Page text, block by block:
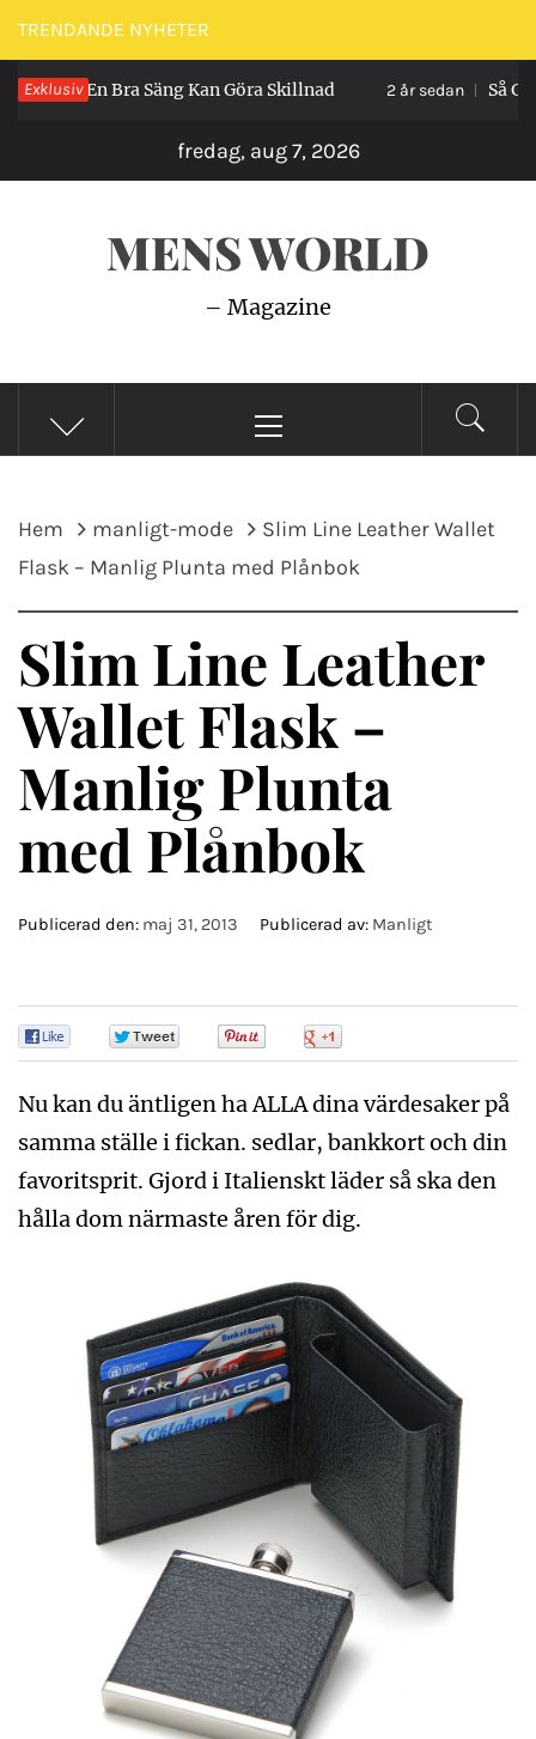
Hoppa
till
innehåll
TRENDANDE NYHETER
Exklusiv
Och En Bra Säng Kan Göra Skillnad 2 år sedan Så
fredag, aug 7, 2026
MENS WORLD
– Magazine
meny
Hem manligt-mode
Slim Line Leather Wallet
Flask – Manlig Plunta med Plånbok
Slim Line Leather
Wallet Flask –
Manlig Plunta
med Plånbok
Publicerad den: maj 31, 2013 Publicerad av: Manligt
Nu kan du äntligen ha ALLA dina värdesaker på
samma ställe i fickan. sedlar, bankkort och din
favoritsprit. Gjord i Italienskt läder så ska den
hålla dom närmaste åren för dig.